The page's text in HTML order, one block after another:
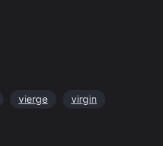
vierge virgin